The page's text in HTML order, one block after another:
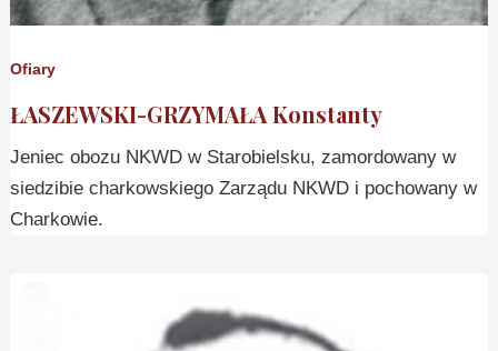
Ofiary
ŁASZEWSKI-GRZYMAŁA Konstanty
Jeniec obozu NKWD w Starobielsku, zamordowany w
siedzibie charkowskiego Zarządu NKWD i pochowany w
Charkowie.